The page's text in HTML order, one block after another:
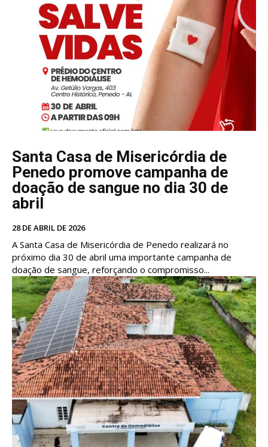
Santa Casa de Misericórdia de
Penedo promove campanha de
doação de sangue no dia 30 de
abril
28 DE ABRIL DE 2026
A Santa Casa de Misericórdia de Penedo realizará no
próximo dia 30 de abril uma importante campanha de
doação de sangue, reforçando o compromisso...